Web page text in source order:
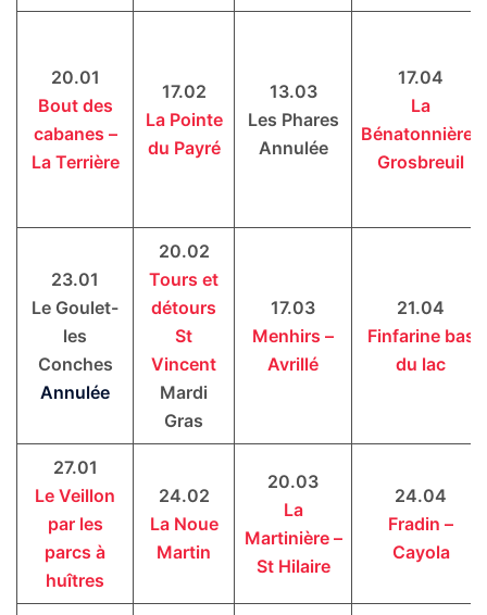
20.01
Bout des
cabanes –
La Terrière
17.02
La Pointe
du Payré
13.03
Les Phares
Annulée
17.04
La
Bénatonnière-
Grosbreuil
23.01
Le Goulet-
les
Conches
Annulée
20.02
Tours et
détours
St
Vincent
Mardi
Gras
17.03
Menhirs –
Avrillé
21.04
Finfarine bas
du lac
27.01
Le Veillon
par les
parcs à
huîtres
24.02
La Noue
Martin
20.03
La
Martinière –
St Hilaire
24.04
Fradin –
Cayola